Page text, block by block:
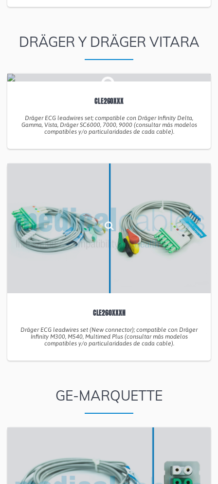
DRÄGER Y DRÄGER VITARA
CLE260XXX
Dräger ECG leadwires set; compatible con Dräger Infinity Delta,
Gamma, Vista, Dräger SC6000, 7000, 9000 (consultar más modelos
compatibles y/o particularidades de cada cable).
CLE260XXXN
Dräger ECG leadwires set (New connector); compatible con Dräger
Infinity M300, M540, Multimed Plus (consultar más modelos
compatibles y/o particularidades de cada cable).
GE-MARQUETTE